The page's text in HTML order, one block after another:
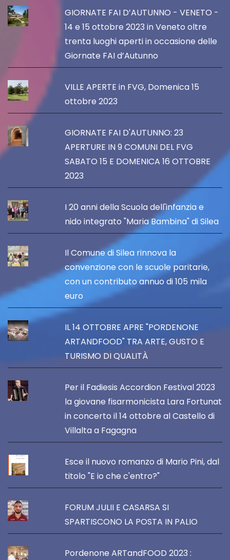
GIORNATE FAI D’AUTUNNO - VENETO -
14 e 15 ottobre 2023 in Veneto oltre
trenta luoghi aperti in occasione delle
Giornate FAI d’Autunno
VILLE APERTE in FVG, Domenica 15
ottobre 2023
GIORNATE FAI D'AUTUNNO: 23
APERTURE IN 9 COMUNI DEL FVG
SABATO 15 E DOMENICA 16 OTTOBRE
2023
I 20 anni della Scuola dell'infanzia e
nido integrato "Maria Bambina" di Silea
Il Comune di Silea rinnova la
convenzione con le scuole paritarie,
con un contributo annuo di 105 mila
euro
IL 14 OTTOBRE APRE "PORDENONE
ARTANDFOOD" TRA ARTE, GUSTO E
TURISMO DI QUALITÀ
Per il Fadiesis Accordion Festival 2023
la giovane fisarmonicista Lara Fortunat
in concerto il 14 ottobre al Castello di
Villalta a Fagagna
Esce il nuovo romanzo di Mario Pini, dal
titolo "E io che c'entro?"
FORUM JULII E CASARSA SI
SPARTISCONO LA POSTA IN PALIO
Pordenone ARTandFOOD 2023 :